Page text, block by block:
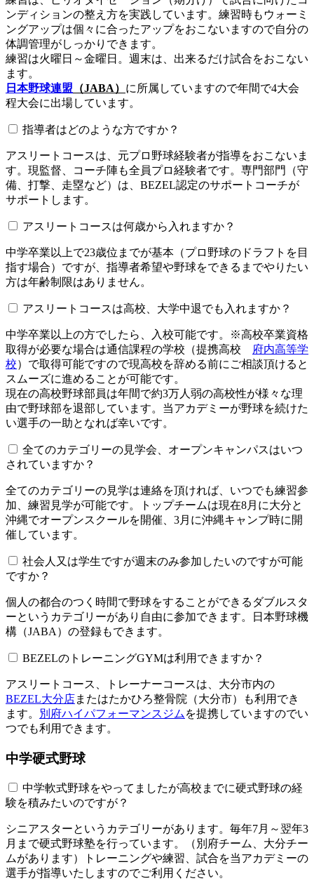
ンディションの整え方を実践しています。練習時もウォーミ
ングアップは個々に合ったアップをおこないますので自分の
体調管理がしっかりできます。
練習は火曜日～金曜日。週末は、出来るだけ試合をおこない
ます。
日本野球連盟 （JABA） に所属していますので年間で4大会
程大会に出場しています。
指導者はどのような方ですか？
アスリートコースは、元プロ野球経験者が指導をおこないま
す。現監督、コーチ陣も全員プロ経験者です。専門部門（守
備、打撃、走塁など）は、BEZEL認定のサポートコーチが
サポートします。
アスリートコースは何歳から入れますか？
中学卒業以上で23歳位までが基本（プロ野球のドラフトを目
指す場合）ですが、指導者希望や野球をできるまでやりたい
方は年齢制限はありません。
アスリートコースは高校、大学中退でも入れますか？
中学卒業以上の方でしたら、入校可能です。※高校卒業資格
取得が必要な場合は通信課程の学校（提携高校
府内高等学
校）で取得可能ですので現高校を辞める前にご相談頂けると
スムーズに進めることが可能です。
現在の高校野球部員は年間で約3万人弱の高校性が様々な理
由で野球部を退部しています。当アカデミーが野球を続けた
い選手の一助となれば幸いです。
全てのカテゴリーの見学会、オープンキャンパスはいつ
されていますか？​​​​​
全てのカテゴリーの見学は連絡を頂ければ、いつでも練習参
加、練習見学が可能です。トップチームは現在8月に大分と
沖縄でオープンスクールを開催、3月に沖縄キャンプ時に開
催しています。
社会人又は学生ですが週末のみ参加したいのですが可能
ですか？
個人の都合のつく時間で野球をすることができるダブルスタ
ーというカテゴリーがあり自由に参加できます。日本野球機
構（JABA）の登録もできます。
BEZELのトレーニングGYMは利用できますか？​​​​​
アスリートコース、トレーナーコースは、大分市内の
BEZEL大分店またはたかひろ整骨院（大分市）も利用でき
ます。
別府ハイパフォーマンスジム を提携していますのでい
つでも利用できます。
中学硬式野球
中学軟式野球をやってましたが高校までに硬式野球の経
験を積みたいのですが？
シニアスターというカテゴリーがあります。毎年7月～翌年3
月まで硬式野球塾を行っています。（別府チーム、大分チー
ムがあります）トレーニングや練習、試合を当アカデミーの
選手が指導いたしますのでご利用ください。